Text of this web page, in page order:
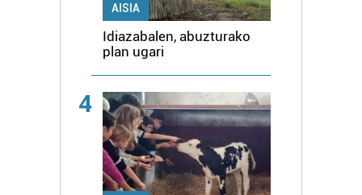
AISIA
Idiazabalen, abuzturako
plan ugari
4